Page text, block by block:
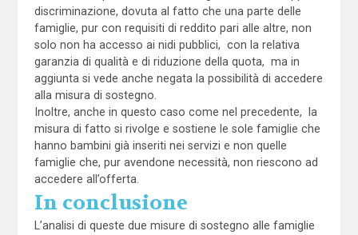
discriminazione, dovuta al fatto che una parte delle
famiglie, pur con requisiti di reddito pari alle altre, non
solo non ha accesso ai nidi pubblici, con la relativa
garanzia di qualità e di riduzione della quota, ma in
aggiunta si vede anche negata la possibilità di accedere
alla misura di sostegno.
Inoltre, anche in questo caso come nel precedente, la
misura di fatto si rivolge e sostiene le sole famiglie che
hanno bambini già inseriti nei servizi e non quelle
famiglie che, pur avendone necessità, non riescono ad
accedere all’offerta.
In conclusione
L’analisi di queste due misure di sostegno alle famiglie